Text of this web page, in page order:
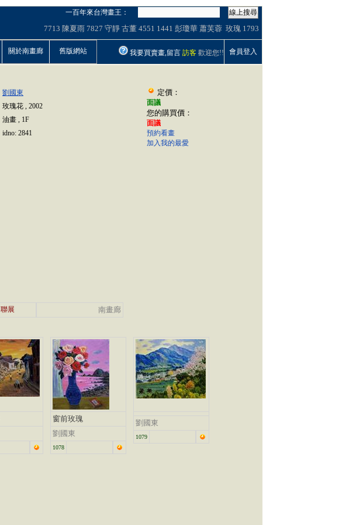
一百年來台灣畫王：
線上搜尋
7713 陳夏雨 7827 守靜 古董 4551 1441 彭瓊華 蕭芙蓉 玫瑰 1793
關於南畫廊 舊版網站 我要買賣畫,留言 訪客 歡迎您!! 會員登入
劉國東
玫瑰花 , 2002
油畫 , 1F
idno: 2841
定價：
面議
您的購買價：
面議
預約看畫
加入我的最愛
聯展 南畫廊
窗前玫瑰
劉國東
1078
劉國東
1079